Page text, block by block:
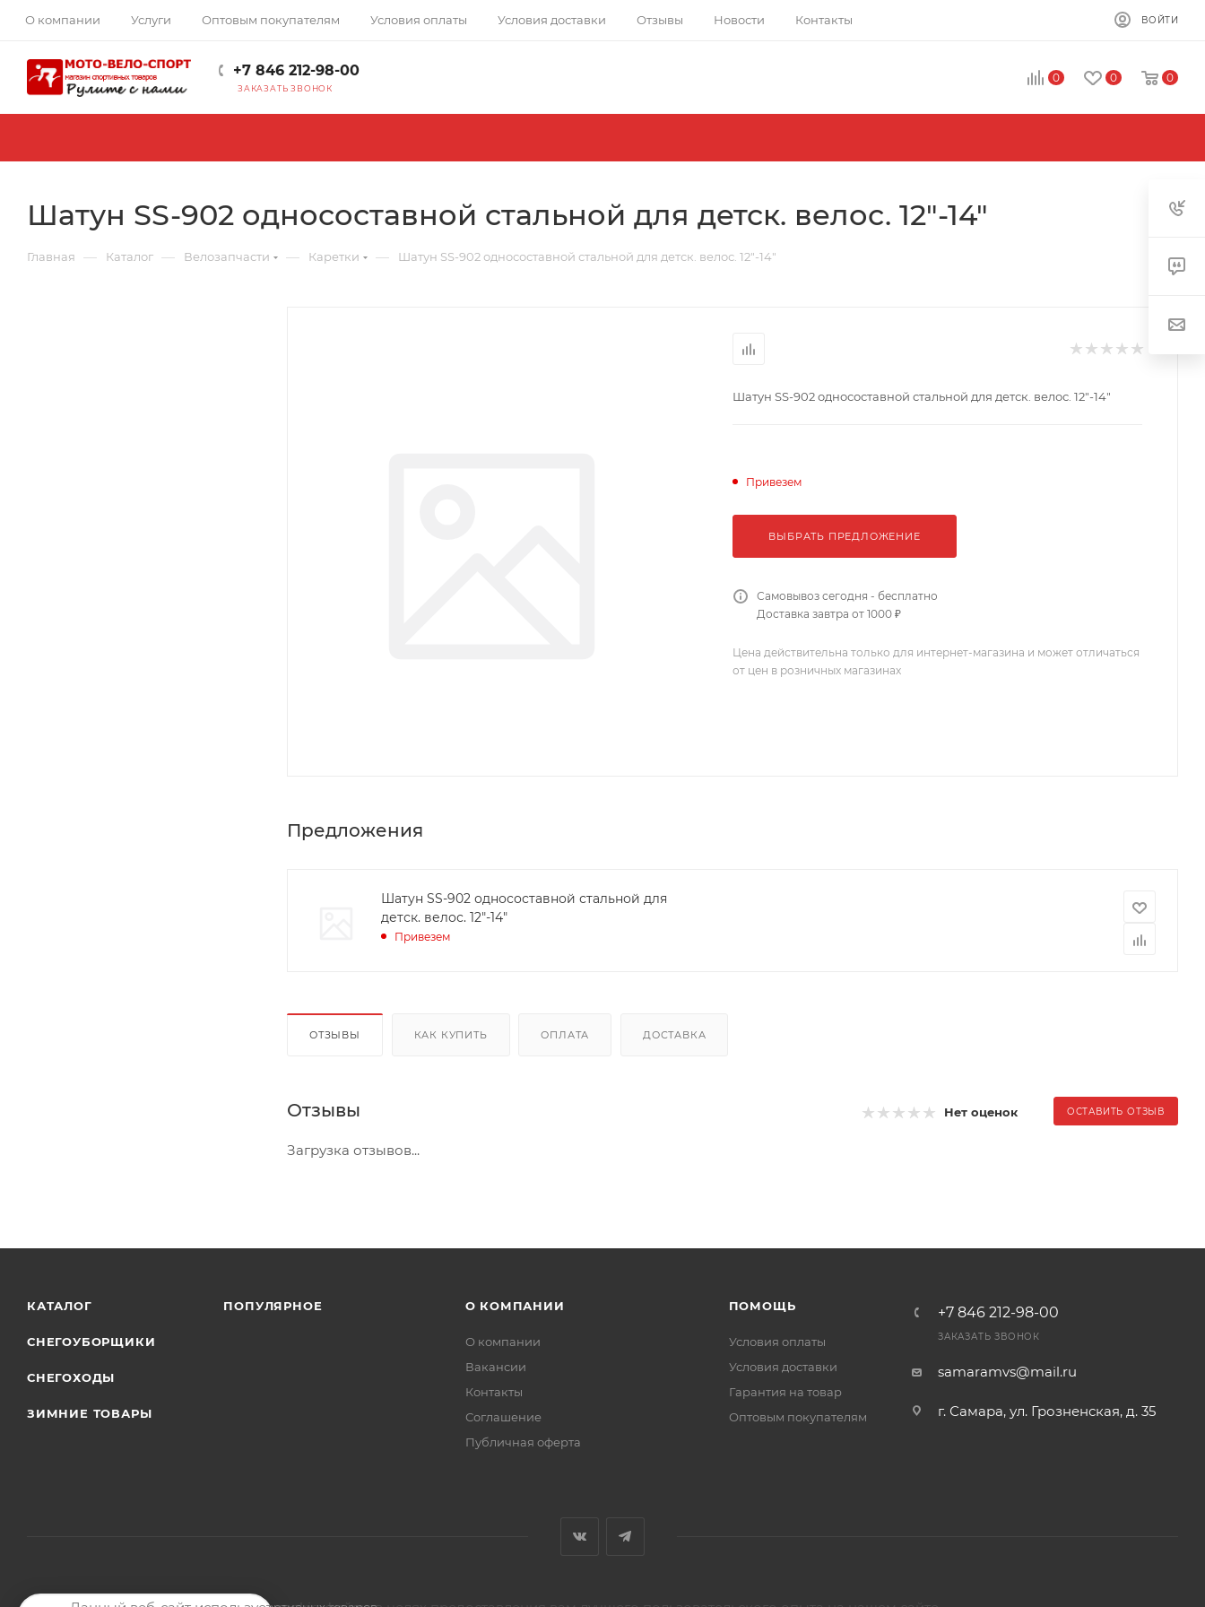
О компании Услуги Оптовым покупателям Условия оплаты Условия доставки Отзывы Новости Контакты ВОЙТИ
+7 846 212-98-00
ЗАКАЗАТЬ ЗВОНОК
0 0 0
Шатун SS-902 односоставной стальной для детск. велос. 12"-14"
Главная — Каталог — Велозапчасти — Каретки — Шатун SS-902 односоставной стальной для детск. велос. 12"-14"
Шатун SS-902 односоставной стальной для детск. велос. 12"-14"
Привезем
ВЫБРАТЬ ПРЕДЛОЖЕНИЕ
Самовывоз сегодня - бесплатно
Доставка завтра от 1000 ₽
Цена действительна только для интернет-магазина и может отличаться
от цен в розничных магазинах
Предложения
Шатун SS-902 односоставной стальной для
детск. велос. 12"-14"
Привезем
ОТЗЫВЫ КАК КУПИТЬ ОПЛАТА ДОСТАВКА
Отзывы Нет оценок ОСТАВИТЬ ОТЗЫВ
Загрузка отзывов...
КАТАЛОГ
СНЕГОУБОРЩИКИ
СНЕГОХОДЫ
ЗИМНИЕ ТОВАРЫ
ПОПУЛЯРНОЕ О КОМПАНИИ
О компании
Вакансии
Контакты
Соглашение
Публичная оферта
ПОМОЩЬ
Условия оплаты
Условия доставки
Гарантия на товар
Оптовым покупателям
+7 846 212-98-00
ЗАКАЗАТЬ ЗВОНОК
samaramvs@mail.ru
г. Самара, ул. Грозненская, д. 35